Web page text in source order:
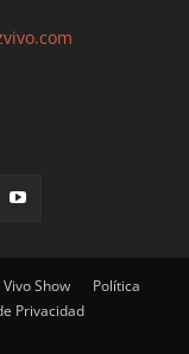
Vivo Show
Política
Privacidad